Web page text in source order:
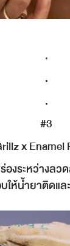
.
.
.
#3
x Enamel
งระหว่างลวด
ให้น้ำยาติดแล